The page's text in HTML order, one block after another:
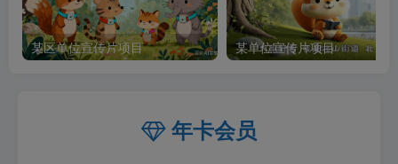
某区单位宣传片项目 某单位宣传片项目
年卡会员